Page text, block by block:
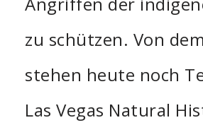
zu schützen. Von
stehen heute noch
Las Vegas Natural